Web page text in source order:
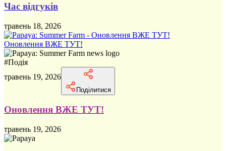
Час відгуків
травень 18, 2026
Оновлення ВЖЕ ТУТ!
#Подія
травень 19, 2026
Поділитися
Оновлення ВЖЕ ТУТ!
травень 19, 2026